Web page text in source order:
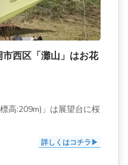
西区「灘山」はお花
高:209m)」は展望台に桜
詳しくはコチラ